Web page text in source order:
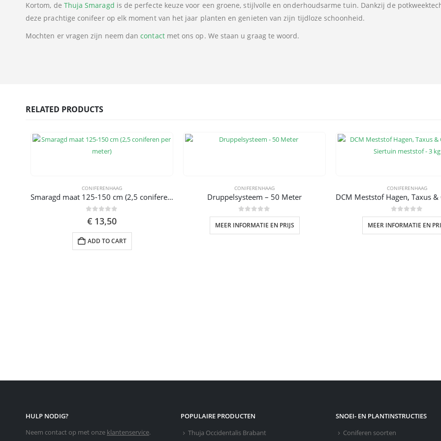
Kortom, de Thuja Smaragd is de perfecte keuze voor een groene, stijlvolle en onderhoudsarme tuin. Dankzij de
deze prachtige conifeer op elk moment van het jaar planten en genieten van zijn tijdloze schoonheid.
Mochten er vragen zijn neem dancontactmet ons op. We staan u graag te woord.
RELATED PRODUCTS
CONIFERENHAAG
Smaragd maat 125-150 cm (2,5 coniferen per meter)
€ 13,50
ADD TO CART
CONIFERENHAAG
Druppelsysteem – 50 Meter
0out of 5
MEER INFORMATIE EN PRIJS
CONIFERENHAAG
0out of 5
MEER INFORMATIE EN
HULP NODIG?
Neem contact op met onze klantenservice.
POPULAIRE PRODUCTEN
Thuja Occidentalis Brabant
SNOEI- EN PLANTINSTRUCTIES
Coniferen soorten